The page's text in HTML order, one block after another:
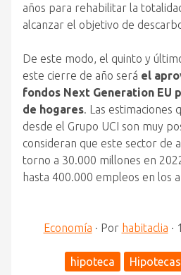
años para rehabilitar la
alcanzar el objetivo de
De este modo, el quinto y
este cierre de año será el
fondos Next Generation EU
de hogares. Las estimaciones
desde el Grupo UCI son muy
consideran que este sector de
torno a 30.000 millones en
hasta 400.000 empleos en los
Economía · Por habitaclia ·
hipoteca Hipotecas